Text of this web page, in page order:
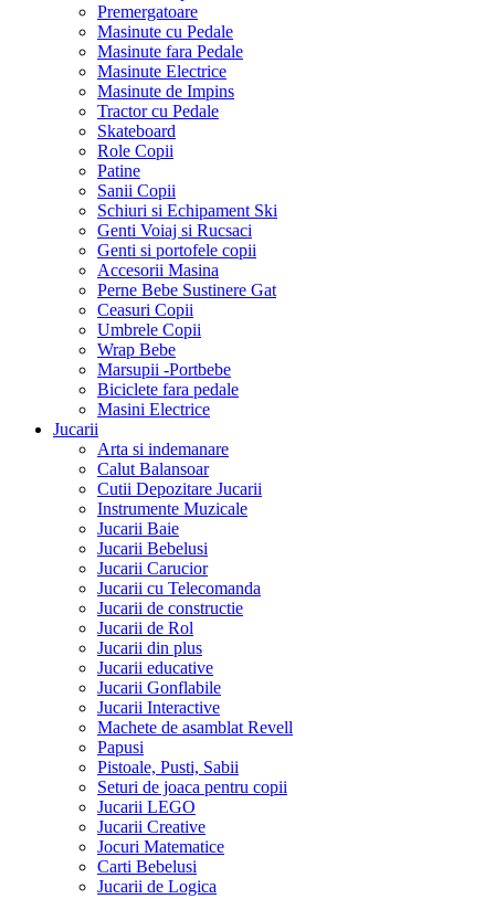
Premergatoare
Masinute cu Pedale
Masinute fara Pedale
Masinute Electrice
Masinute de Impins
Tractor cu Pedale
Skateboard
Role Copii
Patine
Sanii Copii
Schiuri si Echipament Ski
Genti Voiaj si Rucsaci
Genti si portofele copii
Accesorii Masina
Perne Bebe Sustinere Gat
Ceasuri Copii
Umbrele Copii
Wrap Bebe
Marsupii -Portbebe
Biciclete fara pedale
Masini Electrice
Jucarii
Arta si indemanare
Calut Balansoar
Cutii Depozitare Jucarii
Instrumente Muzicale
Jucarii Baie
Jucarii Bebelusi
Jucarii Carucior
Jucarii cu Telecomanda
Jucarii de constructie
Jucarii de Rol
Jucarii din plus
Jucarii educative
Jucarii Gonflabile
Jucarii Interactive
Machete de asamblat Revell
Papusi
Pistoale, Pusti, Sabii
Seturi de joaca pentru copii
Jucarii LEGO
Jucarii Creative
Jocuri Matematice
Carti Bebelusi
Jucarii de Logica